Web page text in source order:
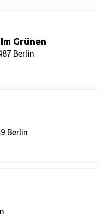
Grünen
Berlin
Berlin